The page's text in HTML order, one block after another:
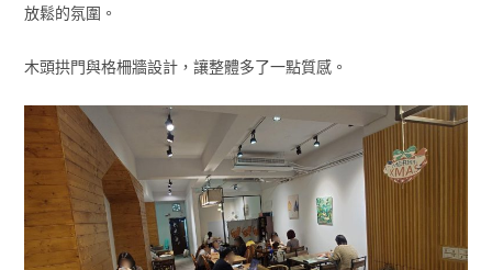
放鬆的氛圍。
木頭拱門與格柵牆設計，讓整體多了一點質感。